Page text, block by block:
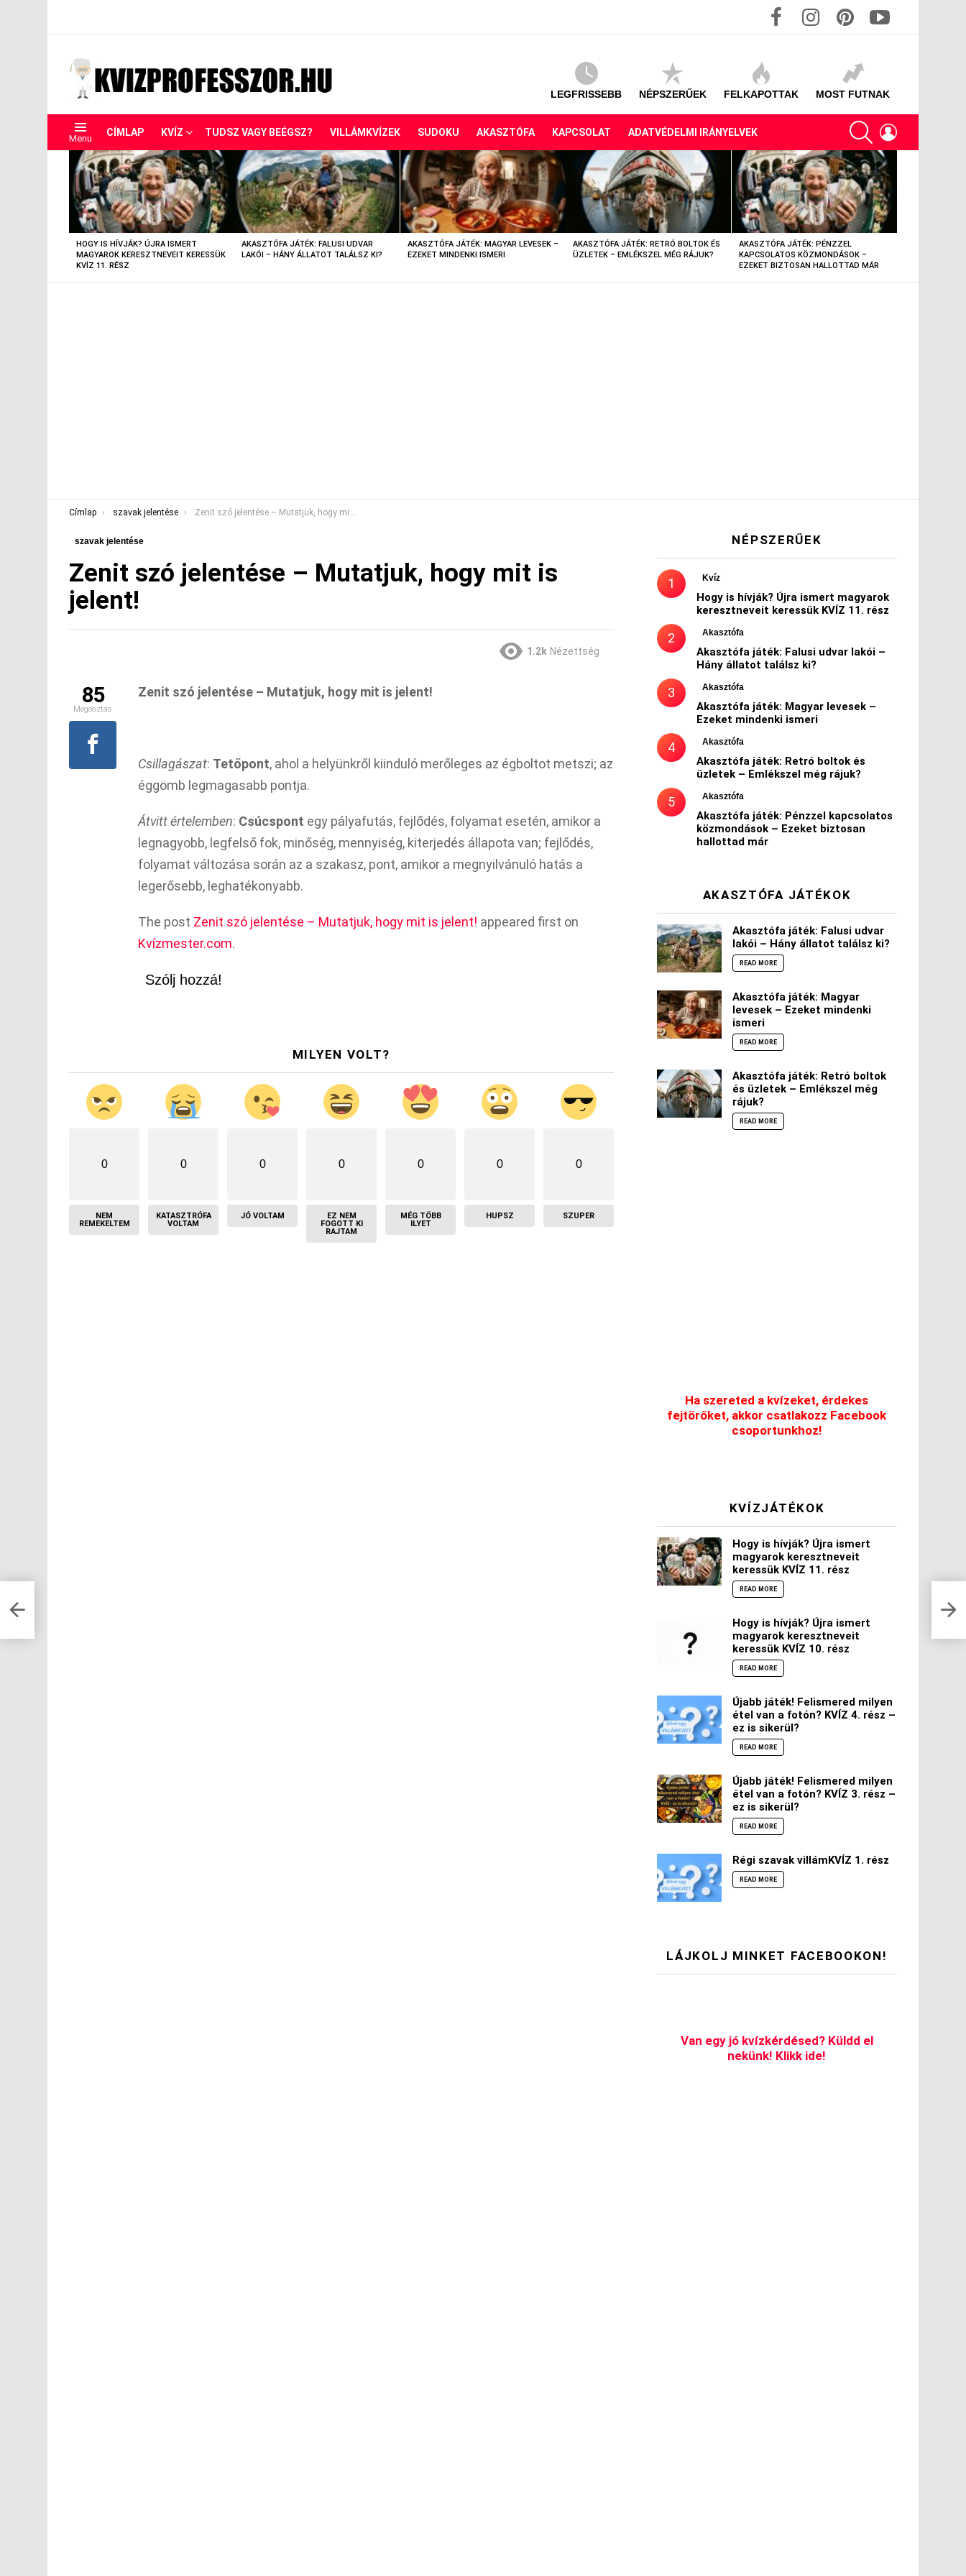
LEGFRISSEBB NÉPSZERŰEK FELKAPOTTAK MOST FUTNAK
Menu CÍMLAP KVÍZ TUDSZ VAGY BEÉGSZ? VILLÁMKVÍZEK SUDOKU AKASZTÓFA KAPCSOLAT ADATVÉDELMI IRÁNYELVEK
SEARCH
LEGUTÓBBIAK
HOGY IS HÍVJÁK? ÚJRA ISMERT
MAGYAROK KERESZTNEVEIT KERESSÜK
KVÍZ 11. RÉSZ
AKASZTÓFA JÁTÉK: FALUSI UDVAR
LAKÓI – HÁNY ÁLLATOT TALÁLSZ KI?
AKASZTÓFA JÁTÉK: MAGYAR LEVESEK –
EZEKET MINDENKI ISMERI
AKASZTÓFA JÁTÉK: RETRÓ BOLTOK ÉS
ÜZLETEK – EMLÉKSZEL MÉG RÁJUK?
AKASZTÓFA JÁTÉK: PÉNZZEL
KAPCSOLATOS KÖZMONDÁSOK –
EZEKET BIZTOSAN HALLOTTAD MÁR
You are here:
Címlap szavak jelentése Zenit szó jelentése – Mutatjuk, hogy mit is jelent!
szavak jelentése
Zenit szó jelentése – Mutatjuk, hogy mit is
jelent!
1.2k Nézettség
Zenit szó jelentése – Mutatjuk, hogy mit is jelent!
Csillagászat: Tetőpont, ahol a helyünkről kiinduló merőleges az égboltot metszi; az
éggömb legmagasabb pontja.
Átvitt értelemben: Csúcspont egy pályafutás, fejlődés, folyamat esetén, amikor a
legnagyobb, legfelső fok, minőség, mennyiség, kiterjedés állapota van; fejlődés,
folyamat változása során az a szakasz, pont, amikor a megnyilvánuló hatás a
legerősebb, leghatékonyabb.
The post Zenit szó jelentése – Mutatjuk, hogy mit is jelent! appeared first on
Kvízmester.com.
Szólj hozzá!
85
Megosztás
MILYEN VOLT?
0
NEM
REMEKELTEM
0
KATASZTRÓFA
VOLTAM
0
JÓ VOLTAM
0
EZ NEM
FOGOTT KI
RAJTAM
0
MÉG TÖBB
ILYET
0
HUPSZ
0
SZUPER
NÉPSZERŰEK
Kvíz
Hogy is hívják? Újra ismert magyarok
keresztneveit keressük KVÍZ 11. rész
Akasztófa
Akasztófa játék: Falusi udvar lakói –
Hány állatot találsz ki?
Akasztófa
Akasztófa játék: Magyar levesek –
Ezeket mindenki ismeri
Akasztófa
Akasztófa játék: Retró boltok és
üzletek – Emlékszel még rájuk?
Akasztófa
Akasztófa játék: Pénzzel kapcsolatos
közmondások – Ezeket biztosan
hallottad már
AKASZTÓFA JÁTÉKOK
Akasztófa játék: Falusi udvar
lakói – Hány állatot találsz ki?
READ MORE
Akasztófa játék: Magyar
levesek – Ezeket mindenki
ismeri
READ MORE
Akasztófa játék: Retró boltok
és üzletek – Emlékszel még
rájuk?
READ MORE
Ha szereted a kvízeket, érdekes
fejtörőket, akkor csatlakozz Facebook
csoportunkhoz!
KVÍZJÁTÉKOK
Hogy is hívják? Újra ismert
magyarok keresztneveit
keressük KVÍZ 11. rész
READ MORE
Hogy is hívják? Újra ismert
magyarok keresztneveit
keressük KVÍZ 10. rész
READ MORE
Újabb játék! Felismered milyen
étel van a fotón? KVÍZ 4. rész –
ez is sikerül?
READ MORE
Újabb játék! Felismered milyen
étel van a fotón? KVÍZ 3. rész –
ez is sikerül?
READ MORE
Régi szavak villámKVÍZ 1. rész
READ MORE
LÁJKOLJ MINKET FACEBOOKON!
Van egy jó kvízkérdésed? Küldd el
nekünk! Klikk ide!